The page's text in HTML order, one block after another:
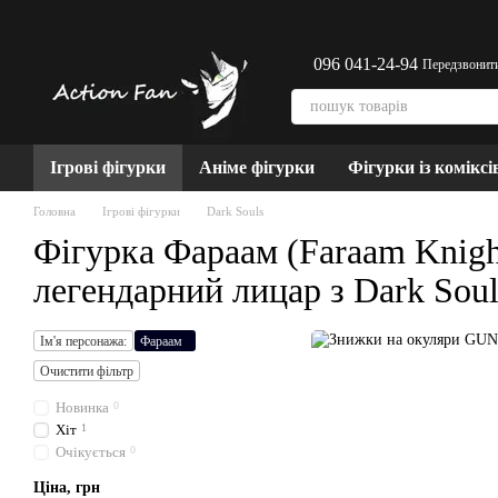
096 041-24-94
Ігрові фігурки Аніме фігурки Фігурки із
Головна Ігрові фігурки Dark Souls
Фігурка Фараам (Faraam
легендарний лицар з Dark
Ім'я персонажа:
Фараам
Очистити фільтр
Новинка 0
Хіт 1
Очікується 0
Ціна, грн